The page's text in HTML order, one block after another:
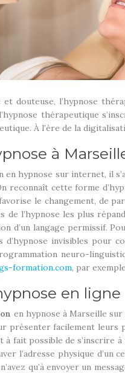
douteuse, l’hypnose
thérapeutique
À l’ère de la
à
en hypnose sur internet,
reconnaît cette forme
le changement, de
de l’hypnose les plus
d’un langage permissif.
invisibles pour
neuro-
formation.com, par
en ligne
en hypnose à Marseille
facilement leurs
fait possible de s’inscrire
l’adresse physique
qu’à envoyer un